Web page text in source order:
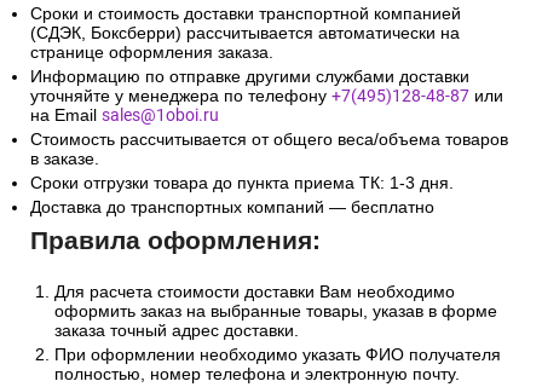
Сроки и стоимость доставки транспортной компанией
(СДЭК, Боксберри) рассчитывается автоматически на
странице оформления заказа.
Информацию по отправке другими службами доставки
уточняйте у менеджера по телефону +7(495)128-48-87 или
на Email sales@1oboi.ru
Стоимость рассчитывается от общего веса/объема товаров
в заказе.
Сроки отгрузки товара до пункта приема ТК: 1-3 дня.
Доставка до транспортных компаний — бесплатно
Правила оформления:
Для расчета стоимости доставки Вам необходимо
оформить заказ на выбранные товары, указав в форме
заказа точный адрес доставки.
При оформлении необходимо указать ФИО получателя
полностью, номер телефона и электронную почту.